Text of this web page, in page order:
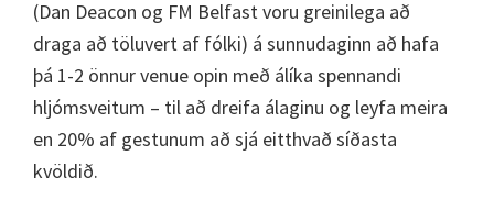
(Dan Deacon og FM Belfast voru greinilega að
draga að töluvert af fólki) á sunnudaginn að hafa
þá 1-2 önnur venue opin með álíka spennandi
hljómsveitum – til að dreifa álaginu og leyfa meira
en 20% af gestunum að sjá eitthvað síðasta
kvöldið.